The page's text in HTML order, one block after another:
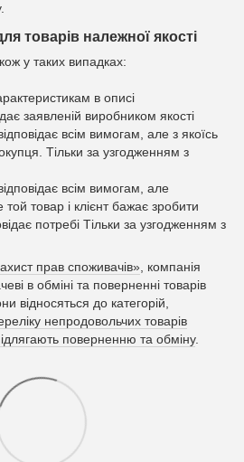
товарів належної якості
у таких випадках:
в описі
заявленій виробником якості
всім вимогам, але з якоїсь
Тільки за узгодженням з
всім вимогам, але
товар і клієнт бажає зробити
потребі Тільки за узгодженням з
прав споживачів» , компанія
в обміні та поверненні товарів
відносяться до категорій,
непродовольчих товарів
поверненню та обміну.